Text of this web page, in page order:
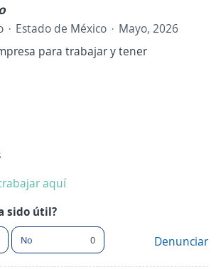
Estado de México
Mayo, 2026
para trabajar y tener
aquí
sido útil?
No 0 Denunciar